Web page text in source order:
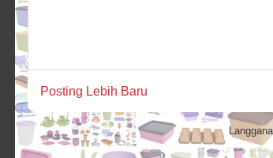
Posting Lebih Baru